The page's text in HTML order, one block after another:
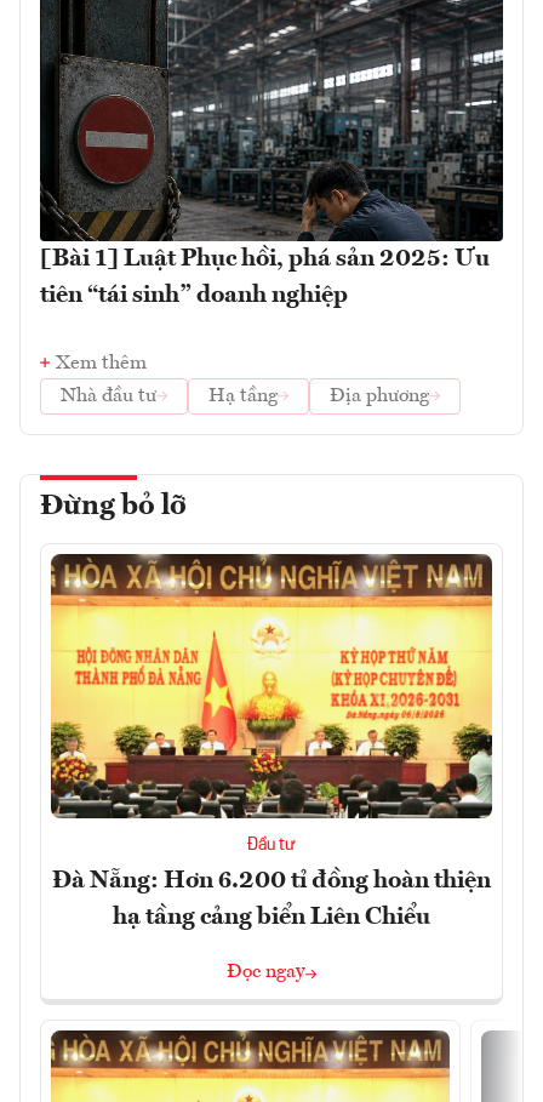
[Bài 1] Luật Phục hồi, phá sản 2025: Ưu
tiên “tái sinh” doanh nghiệp
Xem thêm
Nhà đầu tư
Hạ tầng Địa phương
Đừng bỏ lỡ
Đầu tư
Đà Nẵng: Hơn 6.200 tỉ đồng hoàn thiện
hạ tầng cảng biển Liên Chiểu
Đọc ngay